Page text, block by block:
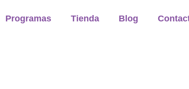
Programas Tienda Blog